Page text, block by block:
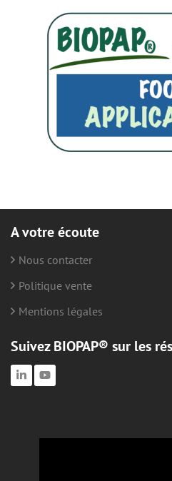
A votre écoute
Nous contacter
Politique vente
Mentions légales
Suivez BIOPAP® sur les